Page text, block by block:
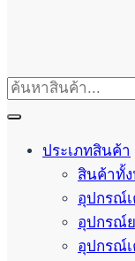
ประเภทสินค้า
สินค้าทั้
อุปกรณ์เ
อุปกรณ์
อุปกรณ์